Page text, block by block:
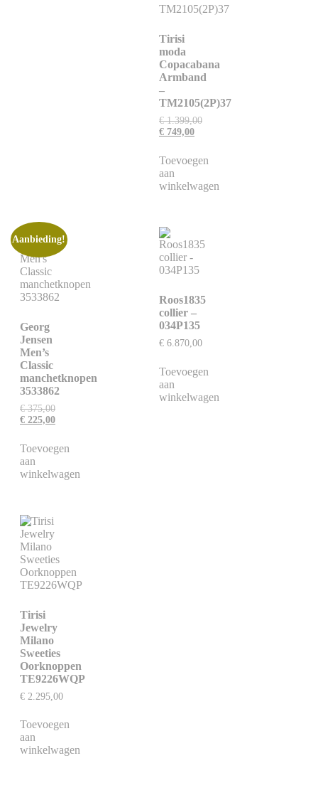
Tirisi
moda
Copacabana
Armband
–
TM2105(2P)37
€1.399,00
€ 749,00
Toevoegen
aan
winkelwagen
Aanbieding!
Georg
Jensen
Men’s
Classic
manchetknopen
3533862
€375,00
€ 225,00
Toevoegen
aan
winkelwagen
Roos1835
collier –
034P135
€ 6.870,00
Toevoegen
aan
winkelwagen
Tirisi
Jewelry
Milano
Sweeties
Oorknoppen
TE9226WQP
€ 2.295,00
Toevoegen
aan
winkelwagen